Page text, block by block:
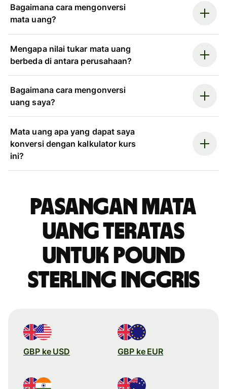
Bagaimana cara mengonversi
mata uang?
Mengapa nilai tukar mata uang
berbeda di antara perusahaan?
Bagaimana cara mengonversi
uang saya?
Mata uang apa yang dapat saya
konversi dengan kalkulator kurs
ini?
Pasangan mata
uang teratas
untuk pound
sterling Inggris
GBP ke USD GBP ke EUR